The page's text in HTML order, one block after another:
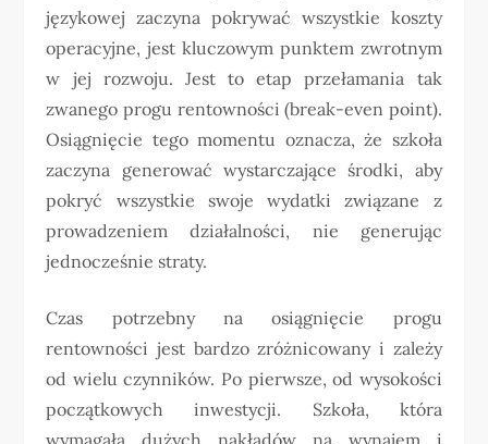
językowej zaczyna pokrywać wszystkie koszty
operacyjne, jest kluczowym punktem zwrotnym
w jej rozwoju. Jest to etap przełamania tak
zwanego progu rentowności (break-even point).
Osiągnięcie tego momentu oznacza, że szkoła
zaczyna generować wystarczające środki, aby
pokryć wszystkie swoje wydatki związane z
prowadzeniem działalności, nie generując
jednocześnie straty.
Czas potrzebny na osiągnięcie progu
rentowności jest bardzo zróżnicowany i zależy
od wielu czynników. Po pierwsze, od wysokości
początkowych inwestycji. Szkoła, która
wymagała dużych nakładów na wynajem i